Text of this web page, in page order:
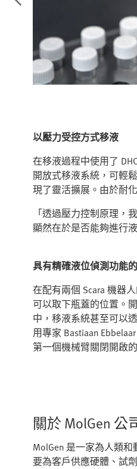
以壓力受控方式移液
在移液過程中使用了
開放式移液系統，可輕
現了靈活擴展。由於耐
「透過壓力控制原理
顯然在於是否能夠進行
具有精確液位偵測功能
在配有兩個 Scara 機器
可以取下瓶蓋的位置。
中，移液系統甚至可以
用專家 Bastiaan
第一個機械臂關閉開啟
關於 MolGen 公
MolGen 是一家為人類
要為客戶供應硬體、試